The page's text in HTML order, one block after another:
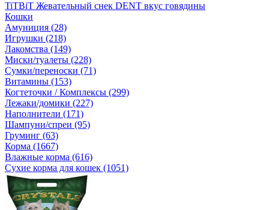
TiTBiT Жевательный снек DENT вкус говядины
Кошки
Амуниция (28)
Игрушки (218)
Лакомства (149)
Миски/туалеты (228)
Сумки/переноски (71)
Витамины (153)
Когтеточки / Комплексы (299)
Лежаки/домики (227)
Наполнители (171)
Шампуни/спреи (95)
Груминг (63)
Корма (1667)
Влажные корма (616)
Сухие корма для кошек (1051)